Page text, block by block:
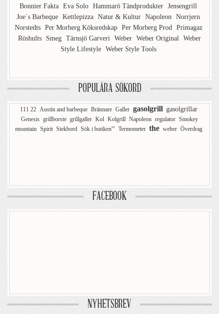
Bonnier Fakta Eva Solo Hammarö Tändprodukter Jensengrill
Joe´s Barbeque Kettlepizza Natur & Kultur Napoleon Norrjern
Norstedts Per Morberg Köksredskap Per Morberg Prod Primagaz
Röshults
Smeg Tärnsjö Garveri Weber Weber Original Weber
Style Lifestyle Weber Style Tools
POPULÄRA SÖKORD
111 22 Austin and barbeque Brännare Galler gasolgrill gasolgrillar
Genesis grillborste grillgaller Kol Kolgrill Napoleon regulator Smokey
mountain Spirit Stekbord Sök i butiken'" Termometer the weber Överdrag
FACEBOOK
NYHETSBREV